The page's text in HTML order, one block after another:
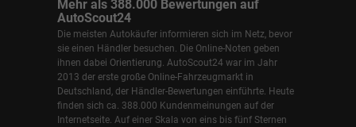
Mehr als 388.000 Bewertungen auf
AutoScout24
Die meisten Autokäufer informieren sich im Netz, bevor
sie einen Händler besuchen. Die Online-Noten geben
ihnen dabei Orientierung. AutoScout24 war im Jahr
2013 der erste große Online-Fahrzeugmarkt in
Deutschland, der Händler-Bewertungen einführte. Heute
finden sich ca. 388.000 Kundenmeinungen auf der
Internetseite. Auf einer Skala von eins bis fünf Sternen